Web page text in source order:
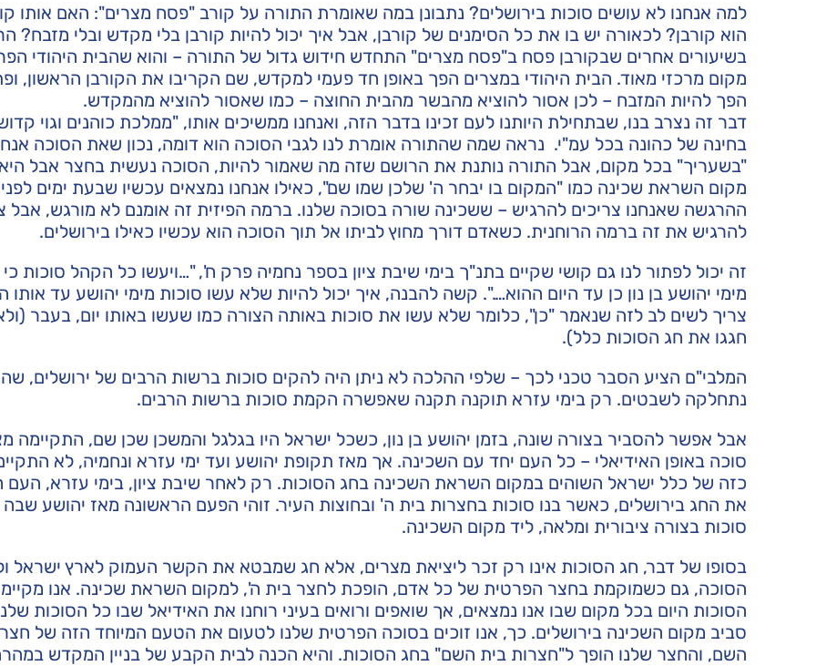
למה אנחנו לא עושים סוכות בירושלים? נתבונן במה שאומרת התורה על קורב "פסח מצרים": האם אותו
הוא קורבן? לכאורה יש בו את כל הסימנים של קורבן, אבל איך יכול להיות קורבן בלי מקדש ובלי מזבח?
בשיעורים אחרים שבקורבן פסח ב"פסח מצרים" התחדש חידוש גדול של התורה – והוא שהבית היהודי
מקום מרכזי מאוד. הבית היהודי במצרים הפך באופן חד פעמי למקדש, שם הקריבו את הקורבן הראשון,
הפך להיות המזבח – לכן אסור להוציא מהבשר מהבית החוצה – כמו שאסור להוציא מהמקדש.
דבר זה נצרב בנו, שבתחילת היותנו לעם זכינו בדבר הזה, ואנחנו ממשיכים אותו, "ממלכת כוהנים וגוי
בחינה של כהונה בכל עמ"י. נראה שמה שהתורה אומרת לנו לגבי הסוכה הוא דומה, נכון שאת הסוכה
"בשעריך" בכל מקום, אבל התורה נותנת את הרושם שזה מה שאמור להיות, הסוכה נעשית בחצר אבל
מקום השראת שכינה כמו "המקום בו יבחר ה' שלכן שמו שם", כאילו אנחנו נמצאים עכשיו שבעת ימים לפני
ההרגשה שאנחנו צריכים להרגיש – ששכינה שורה בסוכה שלנו. ברמה הפיזית זה אומנם לא מורגש, אבל
להרגיש את זה ברמה הרוחנית. כשאדם דורך מחוץ לביתו אל תוך הסוכה הוא עכשיו כאילו בירושלים.
זה יכול לפתור לנו גם קושי שקיים בתנ"ך בימי שיבת ציון בספר נחמיה פרק ח', "…ויעשו כל הקהל סוכות
מימי יהושע בן נון כן עד היום ההוא….". קשה להבנה, איך יכול להיות שלא עשו סוכות מימי יהושע עד אותו
צריך לשים לב לזה שנאמר "כן", כלומר שלא עשו את סוכות באותה הצורה כמו שעשו באותו יום, בעבר
חגגו את חג הסוכות כלל).
המלבי"ם הציע הסבר טכני לכך – שלפי ההלכה לא ניתן היה להקים סוכות ברשות הרבים של ירושלים,
נתחלקה לשבטים. רק בימי עזרא תוקנה תקנה שאפשרה הקמת סוכות ברשות הרבים.
אבל אפשר להסביר בצורה שונה, בזמן יהושע בן נון, כשכל ישראל היו בגלגל והמשכן שכן שם, התקיימה
סוכה באופן האידיאלי – כל העם יחד עם השכינה. אך מאז תקופת יהושע ועד ימי עזרא ונחמיה, לא
כזה של כלל ישראל השוהים במקום השראת השכינה בחג הסוכות. רק לאחר שיבת ציון, בימי עזרא, העם
את החג בירושלים, כאשר בנו סוכות בחצרות בית ה' ובחוצות העיר. זוהי הפעם הראשונה מאז יהושע
סוכות בצורה ציבורית ומלאה, ליד מקום השכינה.
בסופו של דבר, חג הסוכות אינו רק זכר ליציאת מצרים, אלא חג שמבטא את הקשר העמוק לארץ ישראל
הסוכה, גם כשמוקמת בחצר הפרטית של כל אדם, הופכת לחצר בית ה', למקום השראת שכינה. אנו
הסוכות היום בכל מקום שבו אנו נמצאים, אך שואפים ורואים בעיני רוחנו את האידיאל שבו כל הסוכות
סביב מקום השכינה בירושלים. כך, אנו זוכים בסוכה הפרטית שלנו לטעום את הטעם המיוחד הזה של
השם, והחצר שלנו הופך ל"חצרות בית השם" בחג הסוכות. והיא הכנה לבית הקבע של בניין המקדש במהרה